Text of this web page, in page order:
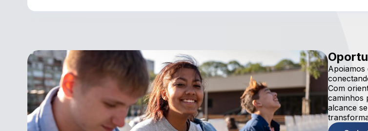
Com
caminhos
alcance